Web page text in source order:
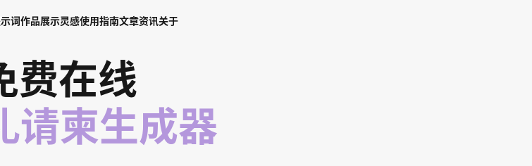
词作品展示灵感使用指南文章资讯关于
费在线
请柬生成器